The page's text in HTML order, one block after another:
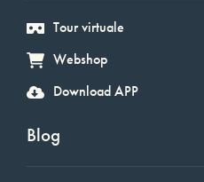
Tour virtuale
Webshop
Download APP
Blog